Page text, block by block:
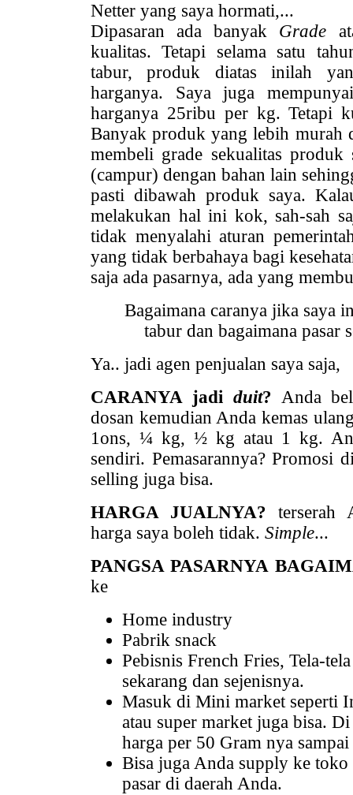
Netter yang saya hormati,...
Dipasaran ada banyak Grade
kualitas. Tetapi selama satu
tabur, produk diatas inilah
harganya. Saya juga
harganya 25ribu per kg. Tetapi
Banyak produk yang lebih murah
membeli grade sekualitas
(campur) dengan bahan lain
pasti dibawah produk saya.
melakukan hal ini kok, sah-sah
tidak menyalahi aturan
yang tidak berbahaya bagi
saja ada pasarnya, ada yang
Bagaimana caranya jika saya
tabur dan bagaimana pasar
Ya.. jadi agen penjualan saya saja,
CARANYA jadi duit? Anda
dosan kemudian Anda kemas
1ons, ¼ kg, ½ kg atau 1 kg.
sendiri. Pemasarannya? Promosi
selling juga bisa.
HARGA JUALNYA? terserah
harga saya boleh tidak. Simple...
PANGSA PASARNYA
ke
Home industry
Pabrik snack
Pebisnis French Fries, Tela-
sekarang dan sejenisnya.
Masuk di Mini market seperti
atau super market juga bisa.
harga per 50 Gram nya
Bisa juga Anda supply ke toko
pasar di daerah Anda.